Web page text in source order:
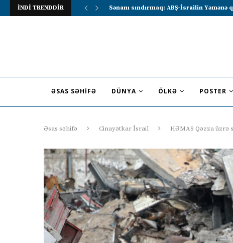
İNDİ TRENDDİR Lavrov Suriya prezidentini Rusiya–Ərəb
ƏSAS SƏHIFƏ DÜNYA ÖLKƏ POSTER
Əsas səhifə Cinayətkar İsrail HƏMAS Qəzza üzrə